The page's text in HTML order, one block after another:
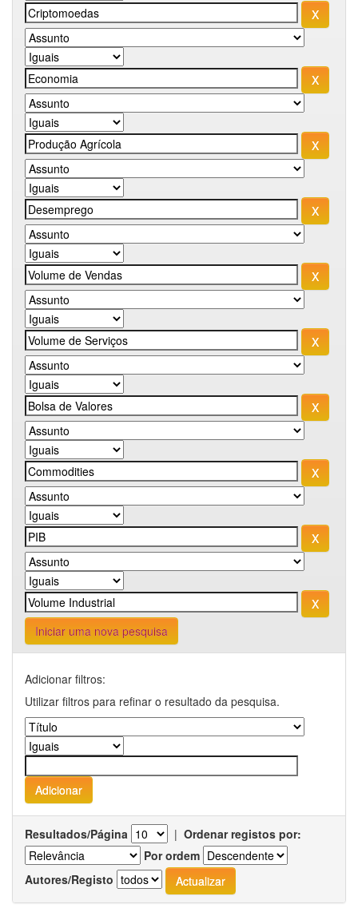
Iniciar uma nova pesquisa
Adicionar filtros:
Utilizar filtros para refinar o resultado da pesquisa.
Resultados/Página | Ordenar registos por:
Por ordem
Autores/Registo